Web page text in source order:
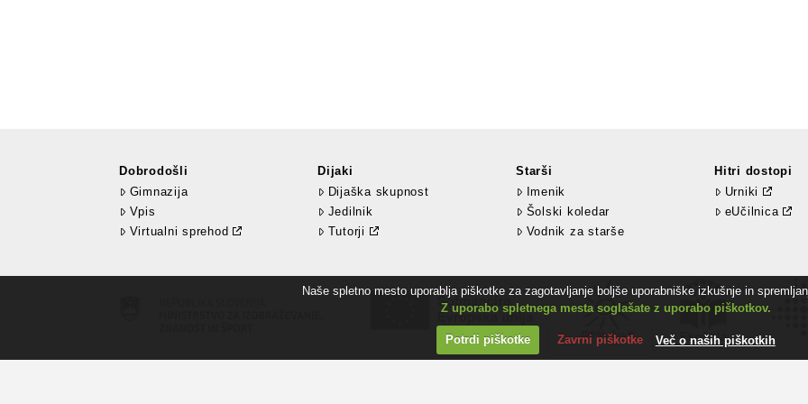
Dobrodošli
Gimnazija
Vpis
Virtualni sprehod
Dijaki
Dijaška skupnost
Jedilnik
Tutorji
Starši
Imenik
Šolski koledar
Vodnik za starše
Hitri dostopi
Urniki
eUčilnica
Naše spletno mesto uporablja piškotke za zagotavljanje boljše uporabniške izkušnje in
Z uporabo spletnega mesta soglašate z uporabo piškotkov.
Potrdi piškotke Zavrni piškotke Več o naših piškotkih